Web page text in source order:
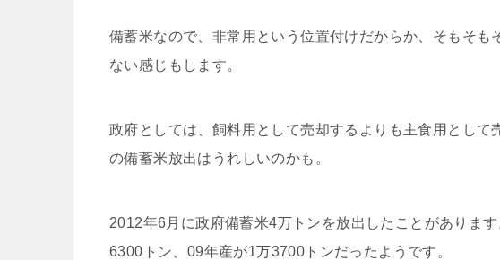
備蓄米なので、非常用という位置付けだからか、そもそも
ない感じもします。
政府としては、飼料用として売却するよりも主食用として
の備蓄米放出はうれしいのかも。
2012年6月に政府備蓄米4万トンを放出したことがありま
6300トン、09年産が1万3700トンだったようです。